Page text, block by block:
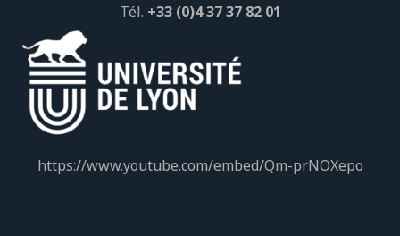
Tél. +33 (0)4 37 37 82 01
https://www.youtube.com/embed/Qm-prNOXepo